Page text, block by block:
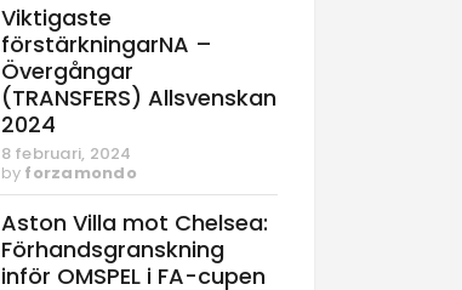
Viktigaste
förstärkningarNA –
Övergångar
(TRANSFERS) Allsvenskan
2024
8 februari, 2024
by forzamondo
Aston Villa mot Chelsea:
Förhandsgranskning
inför OMSPEL i FA-cupen